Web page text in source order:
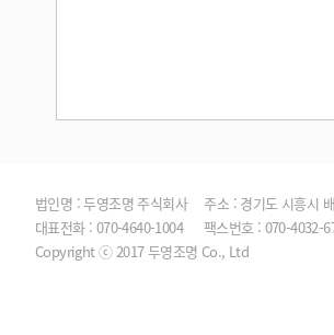
법인명 : 두영조명 주식회사
주소 : 경기도 시흥시
대표전화 : 070-4640-1004
팩스번호 : 070-4032-
Copyright ⓒ 2017 두영조명 Co., Ltd